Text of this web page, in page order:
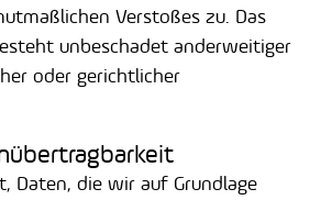
Verstoßes zu. Das
unbeschadet anderweitiger
oder gerichtlicher
Daten, die wir auf Grundlage